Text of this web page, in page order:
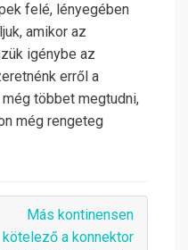
felé, lényegében
amikor az
igénybe az
erről a
többet megtudni,
még rengeteg
Más kontinensen
kötelező a konnektor